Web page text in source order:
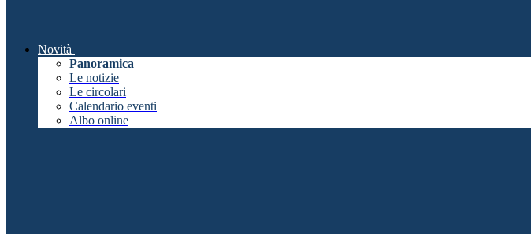
Novità
Panoramica
Le notizie
Le circolari
Calendario eventi
Albo online